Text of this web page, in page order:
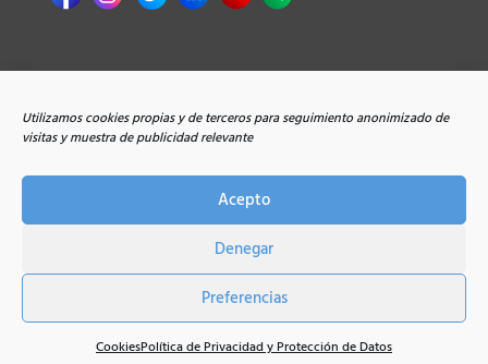
Utilizamos cookies propias y de terceros para seguimiento anonimizado de
visitas y muestra de publicidad relevante
Acepto
Denegar
Preferencias
CookiesPolítica de Privacidad y Protección de Datos
Todos los derechos reservados |
Política de Cookies|Política de Privacidad|
Condiciones de Uso| © Copyright 2017-2022
Abrazo Cultural